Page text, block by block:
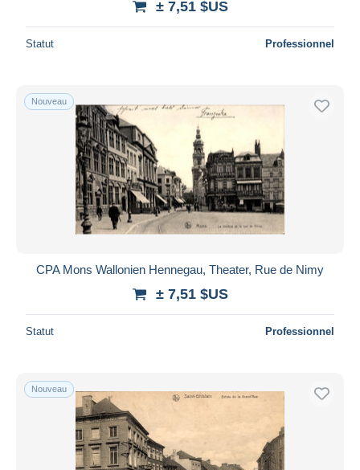
± 7,51 $US
Statut Professionnel
Nouveau
CPA Mons Wallonien Hennegau, Theater, Rue de Nimy
± 7,51 $US
Statut Professionnel
Nouveau